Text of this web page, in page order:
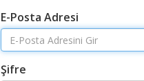
E-Posta Adresi
Şifre